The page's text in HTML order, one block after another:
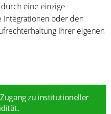
eine einzige
Integrationen oder den
Ihrer eigenen
zu institutioneller